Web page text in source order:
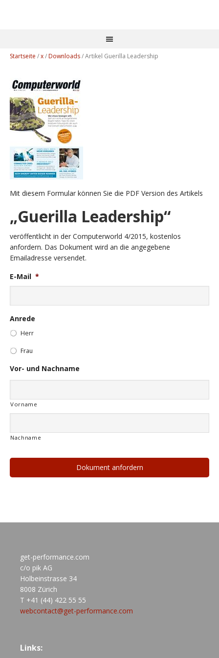
Startseite /x/Downloads/Artikel Guerilla Leadership
Mit diesem Formular können Sie die PDF Version des Artikels
„Guerilla Leadership“
veröffentlicht in der Computerworld 4/2015, kostenlos
anfordern. Das Dokument wird an die angegebene
Emailadresse versendet.
E-Mail *
Anrede
Herr
Frau
Vor- und Nachname
Vorname
Nachname
get-performance.com
c/o pik AG
Holbeinstrasse 34
8008 Zürich
T +41 (44) 422 55 55
webcontact@get-performance.com
Links: